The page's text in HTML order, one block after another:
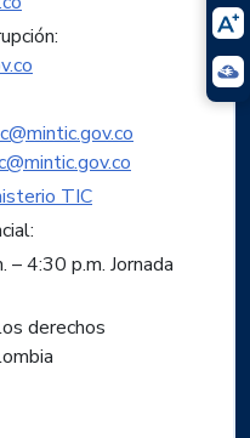
TIC
– 4:30 p.m. Jornada
derechos